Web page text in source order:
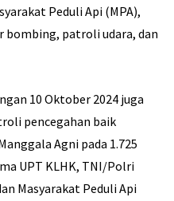
Peduli Api (MPA),
bombing, patroli udara, dan
10 Oktober 2024 juga
pencegahan baik
Agni pada 1.725
UPT KLHK, TNI/Polri
Masyarakat Peduli Api